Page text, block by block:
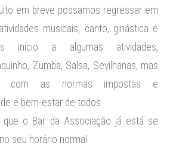
em breve possamos regressar em
musicais, canto, ginástica e
início a algumas atividades,
Zumba, Salsa, Sevilhanas, mas
com as normas impostas e
e bem-estar de todos.
que o Bar da Associação já está se
seu horário normal.